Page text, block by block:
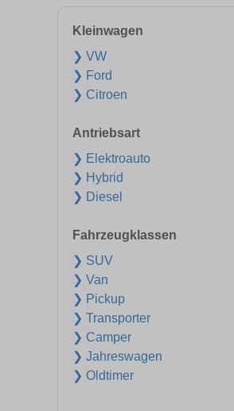
Kleinwagen
❯ VW
❯ Ford
❯ Citroen
Antriebsart
❯ Elektroauto
❯ Hybrid
❯ Diesel
Fahrzeugklassen
❯ SUV
❯ Van
❯ Pickup
❯ Transporter
❯ Camper
❯ Jahreswagen
❯ Oldtimer